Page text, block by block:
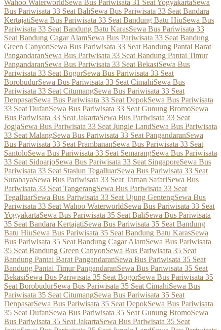
Wahoo WaterworldSewa Bus Pariwisata 31 Seat YogyakartaSewa
Bus Pariwisata 33 Seat BaliSewa Bus Pariwisata 33 Seat Bandara
KertajatiSewa Bus Pariwisata 33 Seat Bandung Batu HiuSewa Bus
Pariwisata 33 Seat Bandung Batu KarasSewa Bus Pariwisata 33
Seat Bandung Cagar AlamSewa Bus Pariwisata 33 Seat Bandung
Green CanyonSewa Bus Pariwisata 33 Seat Bandung Pantai Barat
PangandaranSewa Bus Pariwisata 33 Seat Bandung Pantai Timur
PangandaranSewa Bus Pariwisata 33 Seat BekasiSewa Bus
Pariwisata 33 Seat BogorSewa Bus Pariwisata 33 Seat
BorobudurSewa Bus Pariwisata 33 Seat CimahiSewa Bus
Pariwisata 33 Seat CitumangSewa Bus Pariwisata 33 Seat
DenpasarSewa Bus Pariwisata 33 Seat DepokSewa Bus Pariwisata
33 Seat DufanSewa Bus Pariwisata 33 Seat Gunung BromoSewa
Bus Pariwisata 33 Seat JakartaSewa Bus Pariwisata 33 Seat
JogjaSewa Bus Pariwisata 33 Seat Jungle LandSewa Bus Pariwisata
33 Seat MalangSewa Bus Pariwisata 33 Seat PangandaranSewa
Bus Pariwisata 33 Seat PrambananSewa Bus Pariwisata 33 Seat
SantoloSewa Bus Pariwisata 33 Seat SemarangSewa Bus Pariwisata
33 Seat SidoarjoSewa Bus Pariwisata 33 Seat SingaporeSewa Bus
Pariwisata 33 Seat Stasiun TegalluarSewa Bus Pariwisata 33 Seat
SurabayaSewa Bus Pariwisata 33 Seat Taman SafariSewa Bus
Pariwisata 33 Seat TangerangSewa Bus Pariwisata 33 Seat
TegalluarSewa Bus Pariwisata 33 Seat Ujung GentengSewa Bus
Pariwisata 33 Seat Wahoo WaterworldSewa Bus Pariwisata 33 Seat
YogyakartaSewa Bus Pariwisata 35 Seat BaliSewa Bus Pariwisata
35 Seat Bandara KertajatiSewa Bus Pariwisata 35 Seat Bandung
Batu HiuSewa Bus Pariwisata 35 Seat Bandung Batu KarasSewa
Bus Pariwisata 35 Seat Bandung Cagar AlamSewa Bus Pariwisata
35 Seat Bandung Green CanyonSewa Bus Pariwisata 35 Seat
Bandung Pantai Barat PangandaranSewa Bus Pariwisata 35 Seat
Bandung Pantai Timur PangandaranSewa Bus Pariwisata 35 Seat
BekasiSewa Bus Pariwisata 35 Seat BogorSewa Bus Pariwisata 35
Seat BorobudurSewa Bus Pariwisata 35 Seat CimahiSewa Bus
Pariwisata 35 Seat CitumangSewa Bus Pariwisata 35 Seat
DenpasarSewa Bus Pariwisata 35 Seat DepokSewa Bus Pariwisata
35 Seat DufanSewa Bus Pariwisata 35 Seat Gunung BromoSewa
Bus Pariwisata 35 Seat JakartaSewa Bus Pariwisata 35 Seat